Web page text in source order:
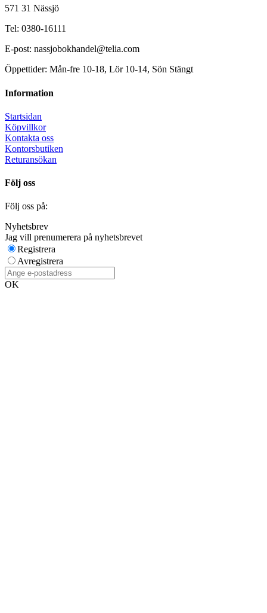
571 31 Nässjö
Tel: 0380-16111
E-post: nassjobokhandel@telia.com
Öppettider: Mån-fre 10-18, Lör 10-14, Sön Stängt
Information
Startsidan
Köpvillkor
Kontakta oss
Kontorsbutiken
Returansökan
Följ oss
Följ oss på:
Nyhetsbrev
Jag vill prenumerera på nyhetsbrevet
Registrera
Avregistrera
OK